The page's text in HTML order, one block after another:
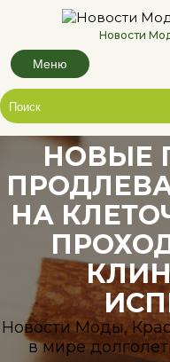
содержимомуНовости
Меню
НОВЫЕ
НА
Новости Моды,
в мире